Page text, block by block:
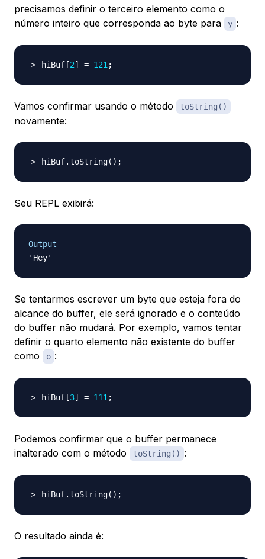
precisamos definir o terceiro elemento como o
número inteiro que corresponda ao byte para
y :
hiBuf [2] = 121;
Vamos confirmar usando o método toString()
novamente:
hiBuf.toString( ) ;
Seu REPL exibirá:
Output
Se tentarmos escrever um byte que esteja fora do
alcance do buffer, ele será ignorado e o conteúdo
do buffer não mudará. Por exemplo, vamos tentar
definir o quarto elemento não existente do buffer
como
o :
hiBuf [3] = 111;
Podemos confirmar que o buffer permanece
inalterado com o método
toString() :
hiBuf.toString( ) ;
O resultado ainda é: